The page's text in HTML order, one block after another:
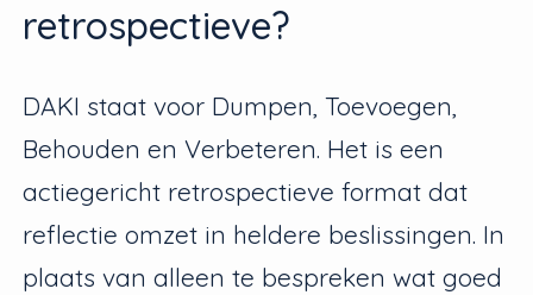
retrospectieve?
DAKI staat voor Dumpen, Toevoegen,
Behouden en Verbeteren. Het is een
actiegericht retrospectieve format dat
reflectie omzet in heldere beslissingen. In
plaats van alleen te bespreken wat goed